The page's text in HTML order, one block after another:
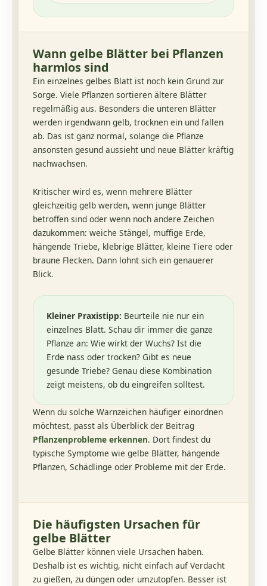
Wann gelbe Blätter bei Pflanzen
harmlos sind
Ein einzelnes gelbes Blatt ist noch kein Grund zur
Sorge. Viele Pflanzen sortieren ältere Blätter
regelmäßig aus. Besonders die unteren Blätter
werden irgendwann gelb, trocknen ein und fallen
ab. Das ist ganz normal, solange die Pflanze
ansonsten gesund aussieht und neue Blätter kräftig
nachwachsen.
Kritischer wird es, wenn mehrere Blätter
gleichzeitig gelb werden, wenn junge Blätter
betroffen sind oder wenn noch andere Zeichen
dazukommen: weiche Stängel, muffige Erde,
hängende Triebe, klebrige Blätter, kleine Tiere oder
braune Flecken. Dann lohnt sich ein genauerer
Blick.
Kleiner Praxistipp: Beurteile nie nur ein
einzelnes Blatt. Schau dir immer die ganze
Pflanze an: Wie wirkt der Wuchs? Ist die
Erde nass oder trocken? Gibt es neue
gesunde Triebe? Genau diese Kombination
zeigt meistens, ob du eingreifen solltest.
Wenn du solche Warnzeichen häufiger einordnen
möchtest, passt als Überblick der Beitrag
Pflanzenprobleme erkennen. Dort findest du
typische Symptome wie gelbe Blätter, hängende
Pflanzen, Schädlinge oder Probleme mit der Erde.
Die häufigsten Ursachen für
gelbe Blätter
Gelbe Blätter können viele Ursachen haben.
Deshalb ist es wichtig, nicht einfach auf Verdacht
zu gießen, zu düngen oder umzutopfen. Besser ist